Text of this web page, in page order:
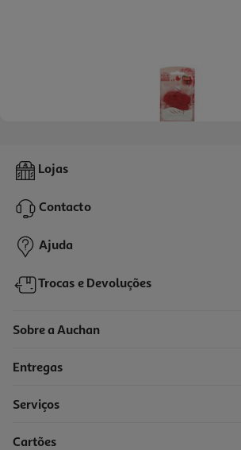
Bloco Wc Auchan Líquido Flores Vermelhas 3un
2,29 €
Lojas
Contacto
Ajuda
Trocas e Devoluções
Sobre a Auchan
Entregas
Serviços
Cartões